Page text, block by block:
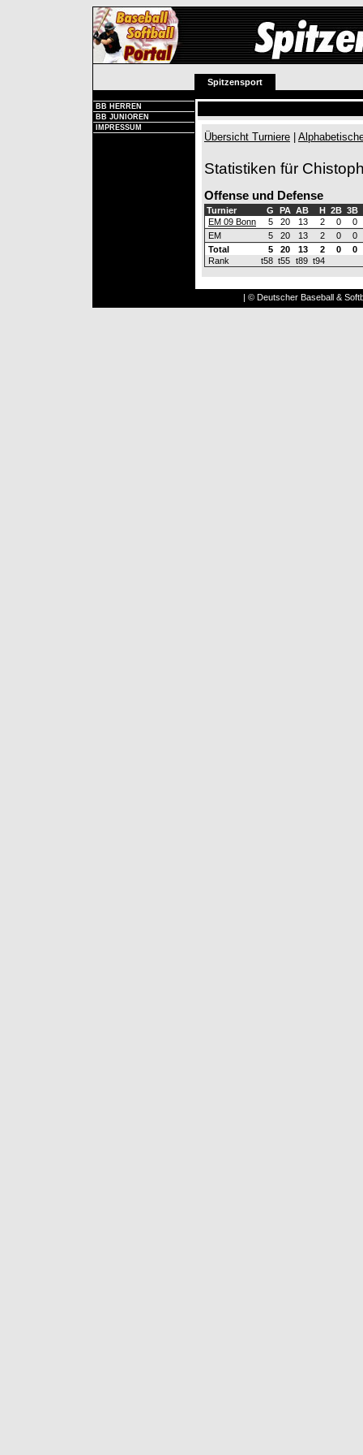
Spitzensport
BB HERREN
BB JUNIOREN
IMPRESSUM
Übersicht Turniere
Statistiken für
Offense und Defense
Turnier G PA AB H 2B 3B
EM 09 Bonn
5 20 13 2 0
0
EM
5 20 13 2 0
0
Total
5 20 13 2 0
0
Rank
t58 t55 t89 t94
| © Deutscher Baseball &